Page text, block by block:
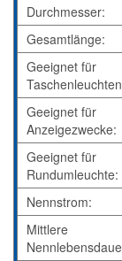
Durchmesser:
Gesamtlänge:
Geeignet für
Geeignet für
Anzeigezwecke:
Geeignet für
Rundumleuchte:
Nennstrom:
Mittlere